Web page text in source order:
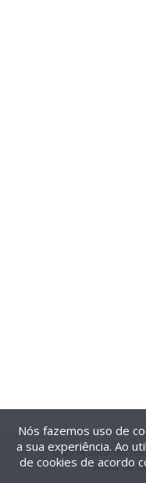
@2014-2026
Termos de
Nós fazemos uso de
a sua experiência. Ao
de cookies de acordo